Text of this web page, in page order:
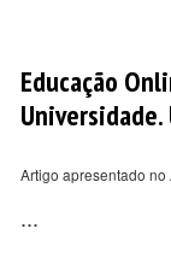
Educação
Universidade.
Artigo apresentado
...